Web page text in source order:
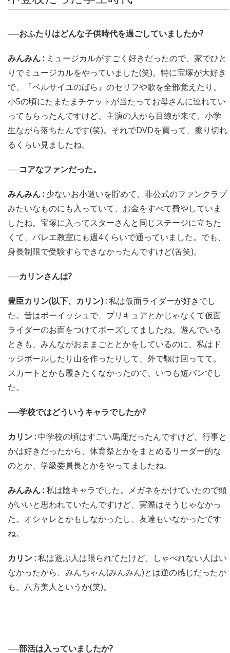
──おふたりはどんな子供時代を過ごしていましたか?
みんみん : ミュージカルがすごく好きだったので、家でひと
りでミュージカルをやっていました(笑)。特に宝塚が大好き
で、『ベルサイユのばら』のセリフや歌を全部覚えたり。
小5の頃にたまたまチケットが当たってお母さんに連れてい
ってもらったんですけど、主演の人から目線が来て、小学
生ながら落ちたんです(笑)。それでDVDを買って、擦り切れ
るくらい見ましたね。
──コアなファンだった。
みんみん : 少ないお小遣いを貯めて、非公式のファンクラブ
みたいなものにも入っていて、お金をすべて費やしていま
したね。宝塚に入ってスターさんと同じステージに立ちた
くて、バレエ教室にも週4くらいで通っていました。でも、
身長制限で受験すらできなかったんですけど(苦笑)。
──カリンさんは?
豊臣カリン(以下、カリン) :私は仮面ライダーが好きでし
た。昔はボーイッシュで、プリキュアとかじゃなくて仮面
ライダーのお面をつけてポーズしてましたね。遊んでいる
ときも、みんながおままごととかをしているのに、私はド
ッジボールしたり山を作ったりして、外で駆け回ってて。
スカートとかも履きたくなかったので、いつも短パンでし
た。
──学校ではどういうキャラでしたか?
カリン : 中学校の頃はすごい馬鹿だったんですけど、行事と
かは好きだったから、体育祭とかをまとめるリーダー的な
のとか、学級委員長とかをやってましたね。
みんみん :私は陰キャラでした。メガネをかけていたので頭
がいいと思われていたんですけど、実際はそうじゃなかっ
た。オシャレとかもしなかったし、友達もいなかったです
ね。
カリン :私は遊ぶ人は限られてたけど、しゃべれない人はい
なかったから、みんちゃん(みんみん)とは逆の感じだったか
も。八方美人というか(笑)。
──部活は入っていましたか?